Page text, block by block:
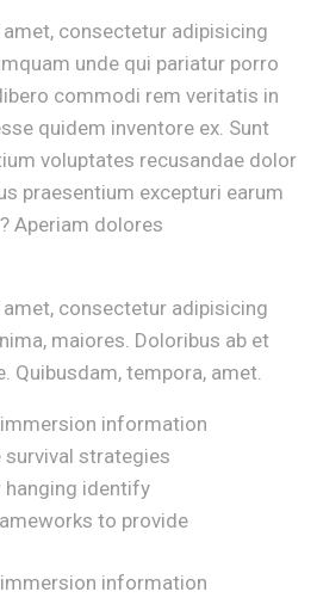
consectetur adipisicing
unde qui pariatur porro
commodi rem veritatis in
quidem inventore ex. Sunt
voluptates recusandae dolor
praesentium excepturi earum
Aperiam dolores
consectetur adipisicing
maiores. Doloribus ab et
Quibusdam, tempora, amet.
information
survival strategies
hanging identify
to provide
information